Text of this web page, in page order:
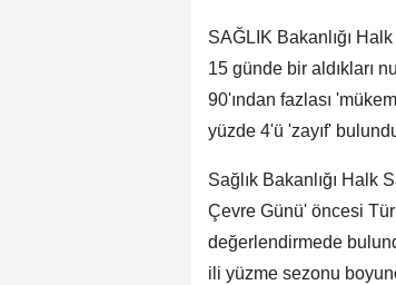
SAĞLIK Bakanlığı
15 günde bir aldıkları
90'ından fazlası
yüzde 4'ü 'zayıf'
Sağlık Bakanlığı Halk
Çevre Günü' öncesi
değerlendirmede
ili yüzme sezonu